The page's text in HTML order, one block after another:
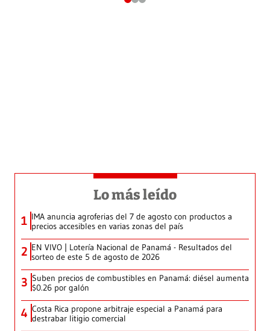
Lo más leído
1 IMA anuncia agroferias del 7 de agosto con productos a
precios accesibles en varias zonas del país
2 EN VIVO | Lotería Nacional de Panamá - Resultados del
sorteo de este 5 de agosto de 2026
3 Suben precios de combustibles en Panamá: diésel aumenta
$0.26 por galón
4 Costa Rica propone arbitraje especial a Panamá para
destrabar litigio comercial